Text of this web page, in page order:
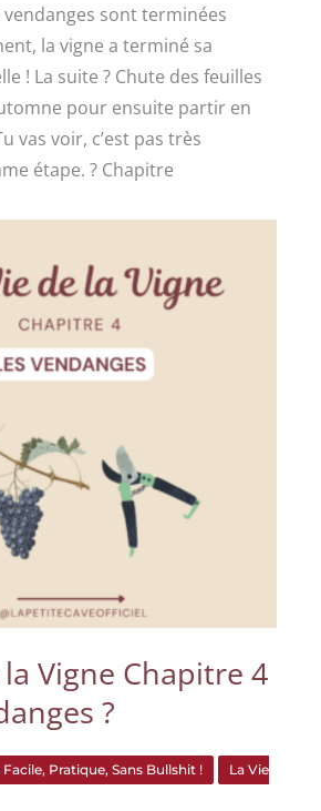
vendanges sont terminées
la vigne a terminé sa
! La suite ? Chute des feuilles
pour ensuite partir en
vas voir, c’est pas très
étape. ? Chapitre
la Vigne Chapitre 4
?
Pratique, Sans Bullshit !
La Vie